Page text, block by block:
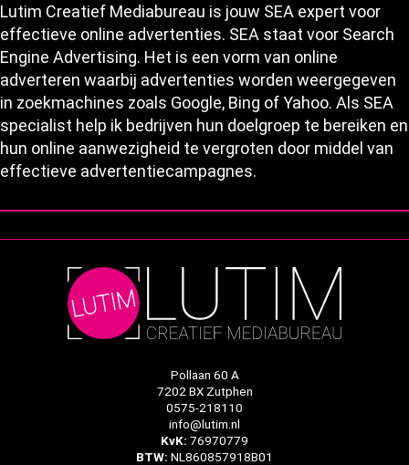
Lutim Creatief Mediabureau is jouw SEA expert voor
effectieve online advertenties. SEA staat voor Search
Engine Advertising. Het is een vorm van online
adverteren waarbij advertenties worden weergegeven
in zoekmachines zoals Google, Bing of Yahoo. Als SEA
specialist help ik bedrijven hun doelgroep te bereiken en
hun online aanwezigheid te vergroten door middel van
effectieve advertentiecampagnes.
Pollaan 60 A
7202 BX Zutphen
0575-218110
info@lutim.nl
KvK: 76970779
BTW: NL860857918B01